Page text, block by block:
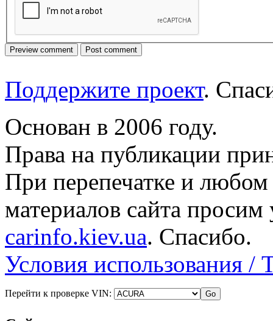
Поддержите проект.
Основан в 2006 году.
Права на публикации
При перепечатке и
материалов сайта просим
carinfo.kiev.ua. Спасибо.
Условия использования /
Перейти к проверке VIN: